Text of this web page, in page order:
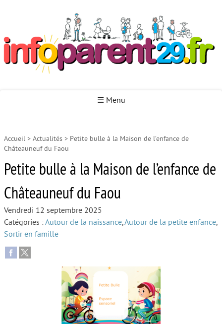
☰ Menu
Accueil
Autour de l’enfance
Autour de la jeunesse
Face au handicap
Face au deuil
Sortir en famille
Accueil > Actualités > Petite bulle à la Maison de l’enfance de
Châteauneuf du Faou
Petite bulle à la Maison de l’enfance de
Châteauneuf du Faou
Vendredi 12 septembre 2025
Catégories :Autour de la naissance,Autour de la petite enfance,
Sortir en famille